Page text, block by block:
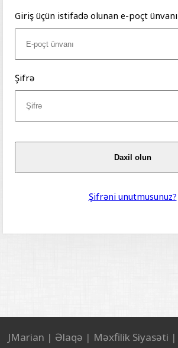
Giriş üçün istifadə olunan e-poçt ünvanı
Şifrə
Daxil olun
Şifrəni unutmusunuz?
JMarian | Əlaqə | Məxfilik Siyasəti |